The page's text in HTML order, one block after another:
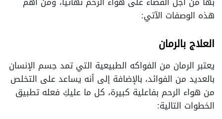
هذه الوصفات الآتي:
العلاج بالرمان
يعتبر الرمان من الفواكه الطبيعية التي تمد جسم الإنسان
بالعديد من الفوائد، بالإضافة إلى أنه يساعد على التخلص
من هواء الرحم بفاعلية كبيرة، كل ما عليكِ فعله تطبيق
الخطوات التالية: